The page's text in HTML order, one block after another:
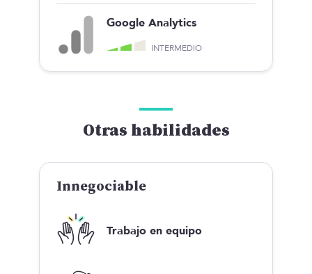
Google Analytics
INTERMEDIO
Otras habilidades
Innegociable
Trabajo en equipo